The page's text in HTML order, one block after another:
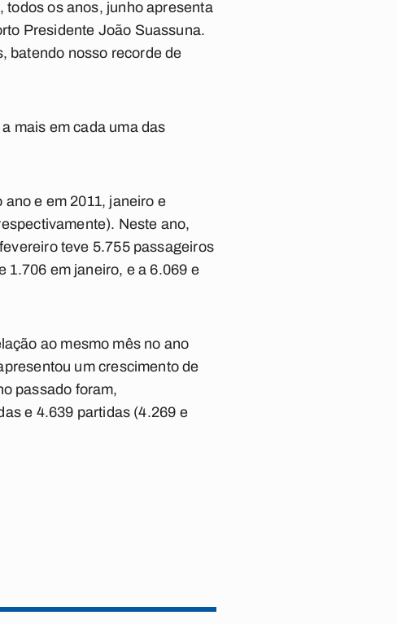
todos os anos, junho apresenta
Presidente João Suassuna.
batendo nosso recorde de
mais em cada uma das
e em 2011, janeiro e
Neste ano,
teve 5.755 passageiros
1.706 em janeiro, e a 6.069 e
ao mesmo mês no ano
um crescimento de
passado foram,
e 4.639 partidas (4.269 e